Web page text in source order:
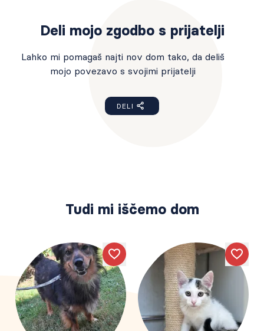
Deli mojo zgodbo s prijatelji
Lahko mi pomagaš najti nov dom tako, da deliš
mojo povezavo s svojimi prijatelji
DELI
Tudi mi iščemo dom
Like Like